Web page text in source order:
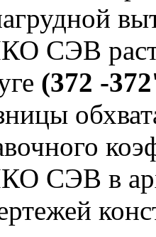
СЭВ
(372 -
СЭВ в